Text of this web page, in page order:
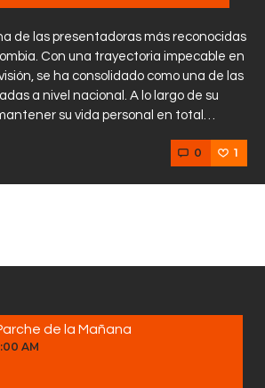
de las presentadoras más reconocidas
Con una trayectoria impecable en
se ha consolidado como una de las
a nivel nacional. A lo largo de su
su vida personal en total…
0 1
de la Mañana
AM